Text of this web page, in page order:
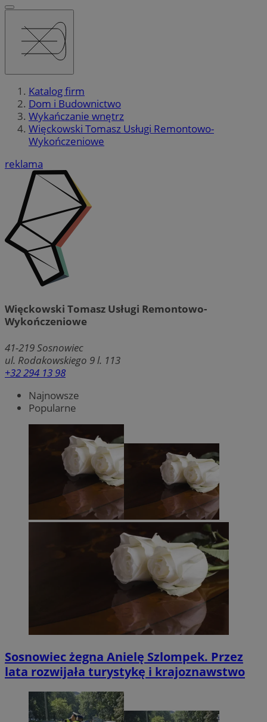
Katalog firm
Dom i Budownictwo
Wykańczanie wnętrz
Więckowski Tomasz Usługi Remontowo-
Wykończeniowe
reklama
Więckowski Tomasz Usługi Remontowo-
Wykończeniowe
41-219Sosnowiec
ul. Rodakowskiego 9 l. 113
+32 294 13 98
Najnowsze
Popularne
Sosnowiec żegna Anielę Szlompek. Przez
lata rozwijała turystykę i krajoznawstwo